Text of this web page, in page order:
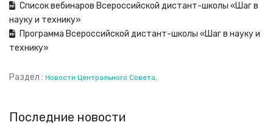
Список вебинаров Всероссийской дистант-школы «Шаг в
науку и технику»
Программа Всероссийской дистант-школы «Шаг в науку и
технику»
Раздел : Новости Центрального Совета
Последние новости